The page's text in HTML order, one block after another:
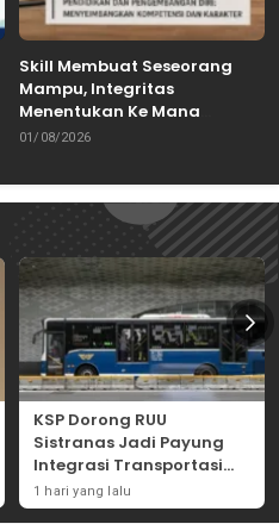
Skill Membuat Seseorang
Mampu, Integritas
Menentukan Ke Mana
Kemampuan Itu Dibawa
01/08/2026
KSP Dorong RUU
Sistranas Jadi Payung
Integrasi Transportasi
Massal Indonesia
1 hari yang lalu